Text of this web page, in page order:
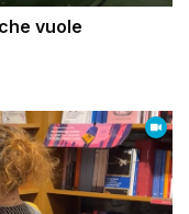
vuole